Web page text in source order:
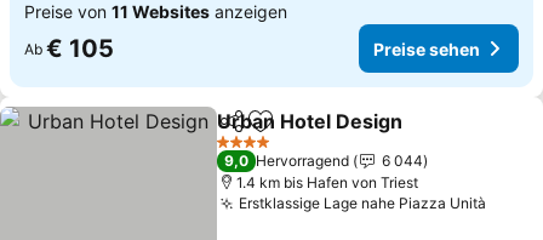
Preise von 11 Websites anzeigen
Ab € 105 Preise sehen
TeilenZu Favoriten hinzufügen
Urban Hotel Design
4 Sterne
9,0 Hervorragend
6 044
1.4 km bis Hafen von Triest
Erstklassige Lage nahe Piazza Unità